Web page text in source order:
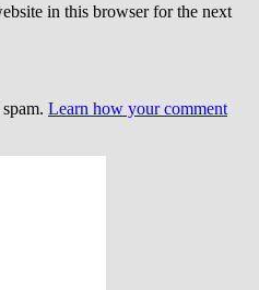
in this browser for the next
Learn how your comment